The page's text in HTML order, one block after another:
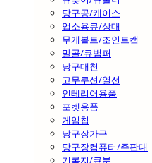
당구공/케이스
업소용큐/상대
무게볼트/조인트캡
말골/큐범퍼
당구대천
고무쿠션/열선
인테리어용품
포켓용품
게임칩
당구장가구
당구장컴퓨터/주판대
기록지/큐분